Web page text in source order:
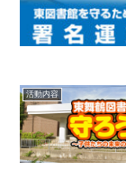
活動内容